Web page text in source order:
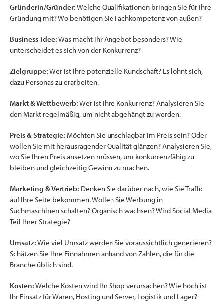
Gründerin/Gründer:Welche Qualifikationen bringen Sie für Ihre
Gründung mit? Wo benötigen Sie Fachkompetenz von außen?
Business-Idee:Was macht Ihr Angebot besonders? Wie
unterscheidet es sich von der Konkurrenz?
Zielgruppe:Wer ist Ihre potenzielle Kundschaft? Es lohnt sich,
dazu Personas zu erarbeiten.
Markt & Wettbewerb:Wer ist Ihre Konkurrenz? Analysieren Sie
den Markt regelmäßig, um nicht abgehängt zu werden.
Preis & Strategie: Möchten Sie unschlagbar im Preis sein? Oder
wollen Sie mit herausragender Qualität glänzen? Analysieren Sie,
wo Sie Ihren Preis ansetzen müssen, um konkurrenzfähig zu
bleiben und gleichzeitig Gewinn zu machen.
Marketing & Vertrieb: Denken Sie darüber nach, wie Sie Traffic
auf Ihre Seite bekommen. Wollen Sie Werbung in
Suchmaschinen schalten? Organisch wachsen? Wird Social Media
Teil Ihrer Strategie?
Umsatz:Wie viel Umsatz werden Sie voraussichtlich generieren?
Schätzen Sie Ihre Einnahmen anhand von Zahlen, die für die
Branche üblich sind.
Kosten:Welche Kosten wird Ihr Shop verursachen? Wie hoch ist
Ihr Einsatz für Waren, Hosting und Server, Logistik und Lager?